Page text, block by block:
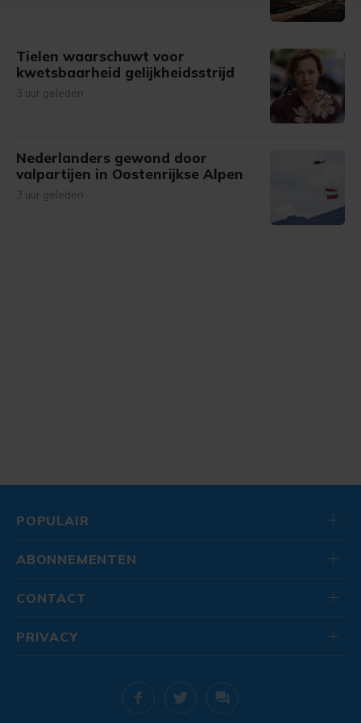
Tielen waarschuwt voor
kwetsbaarheid gelijkheidsstrijd
3 uur geleden
Nederlanders gewond door
valpartijen in Oostenrijkse Alpen
3 uur geleden
POPULAIR
ABONNEMENTEN
CONTACT
PRIVACY